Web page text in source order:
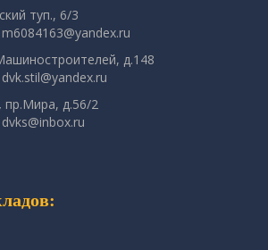
туп., 6/3
m6084163@yandex.ru
д.148
dvk.stil@yandex.ru
пр.Мира, д.56/2
dvks@inbox.ru